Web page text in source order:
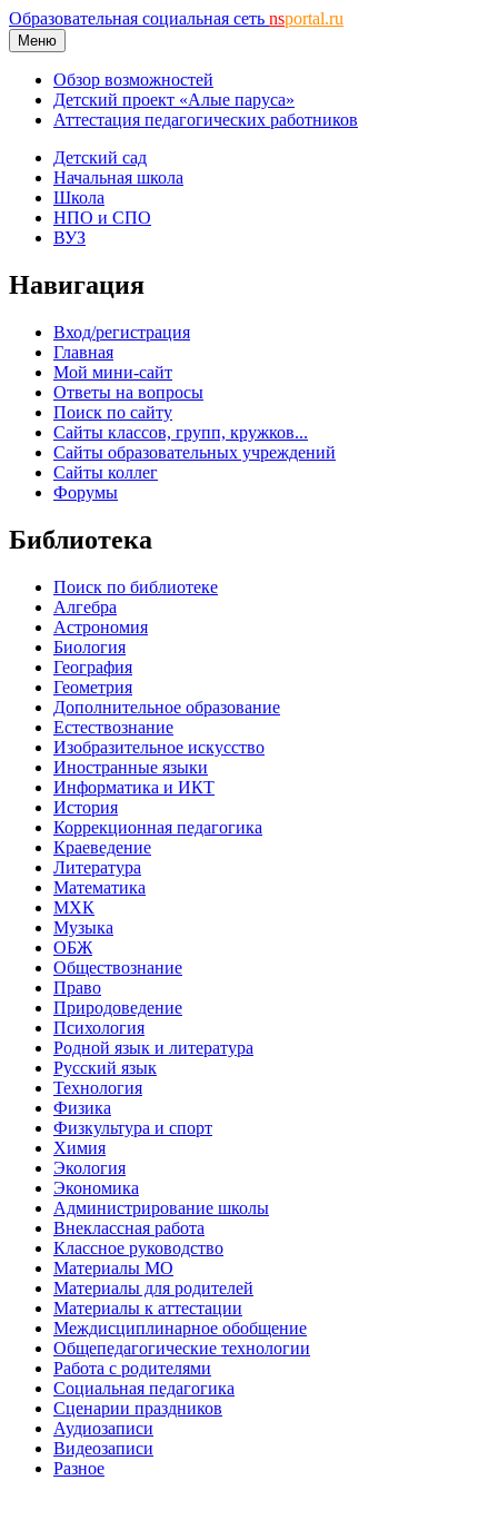
Образовательная социальная сеть nsportal.ru
Меню
Обзор возможностей
Детский проект «Алые паруса»
Аттестация педагогических работников
Детский сад
Начальная школа
Школа
НПО и СПО
ВУЗ
Навигация
Вход/регистрация
Главная
Мой мини-сайт
Ответы на вопросы
Поиск по сайту
Сайты классов, групп, кружков...
Сайты образовательных учреждений
Сайты коллег
Форумы
Библиотека
Поиск по библиотеке
Алгебра
Астрономия
Биология
География
Геометрия
Дополнительное образование
Естествознание
Изобразительное искусство
Иностранные языки
Информатика и ИКТ
История
Коррекционная педагогика
Краеведение
Литература
Математика
МХК
Музыка
ОБЖ
Обществознание
Право
Природоведение
Психология
Родной язык и литература
Русский язык
Технология
Физика
Физкультура и спорт
Химия
Экология
Экономика
Администрирование школы
Внеклассная работа
Классное руководство
Материалы МО
Материалы для родителей
Материалы к аттестации
Междисциплинарное обобщение
Общепедагогические технологии
Работа с родителями
Социальная педагогика
Сценарии праздников
Аудиозаписи
Видеозаписи
Разное